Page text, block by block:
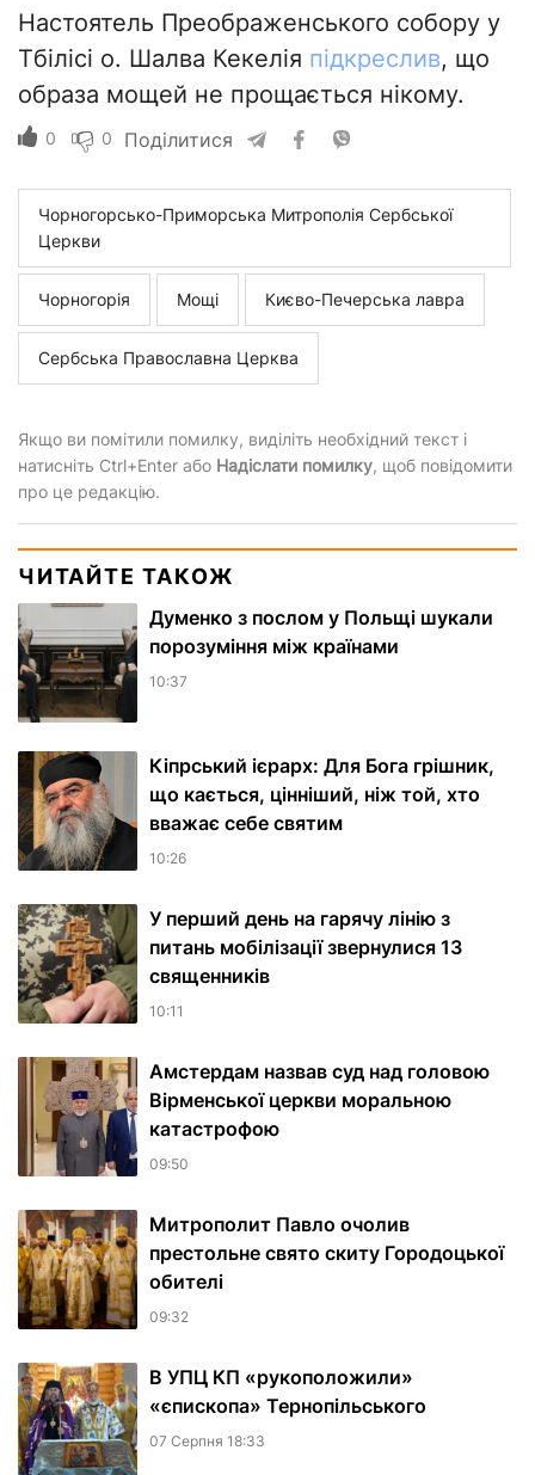
Настоятель Преображенського собору у
Тбілісі о. Шалва Кекелія підкреслив, що
образа мощей не прощається нікому.
0 0 Поділитися
Чорногорсько-Приморська Митрополія Сербської
Церкви
Чорногорія Мощі Києво-Печерська лавра
Сербська Православна Церква
Якщо ви помітили помилку, виділіть необхідний текст і
натисніть Ctrl+Enter або Надіслати помилку, щоб повідомити
про це редакцію.
ЧИТАЙТЕ ТАКОЖ
Думенко з послом у Польщі шукали
порозуміння між країнами
10:37
Кіпрський ієрарх: Для Бога грішник,
що кається, цінніший, ніж той, хто
вважає себе святим
10:26
У перший день на гарячу лінію з
питань мобілізації звернулися 13
священників
10:11
Амстердам назвав суд над головою
Вірменської церкви моральною
катастрофою
09:50
Митрополит Павло очолив
престольне свято скиту Городоцької
обителі
09:32
В УПЦ КП «рукоположили»
«єпископа» Тернопільського
07 Серпня 18:33